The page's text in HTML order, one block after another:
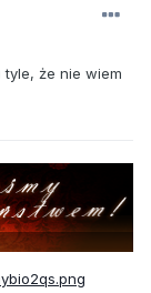
że nie wiem